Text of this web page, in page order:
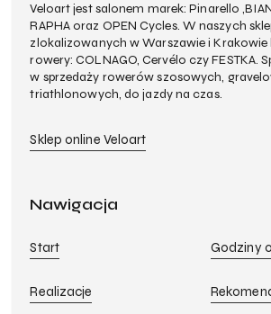
Veloart jest salonem marek: Pinarello
RAPHA oraz OPEN Cycles. W naszych
zlokalizowanych w Warszawie i Krakowie
rowery: COLNAGO, Cervélo czy FESTKA.
w sprzedaży rowerów szosowych,
triathlonowych, do jazdy na czas.
Sklep online Veloart
Nawigacja
Start
Realizacje
Godziny